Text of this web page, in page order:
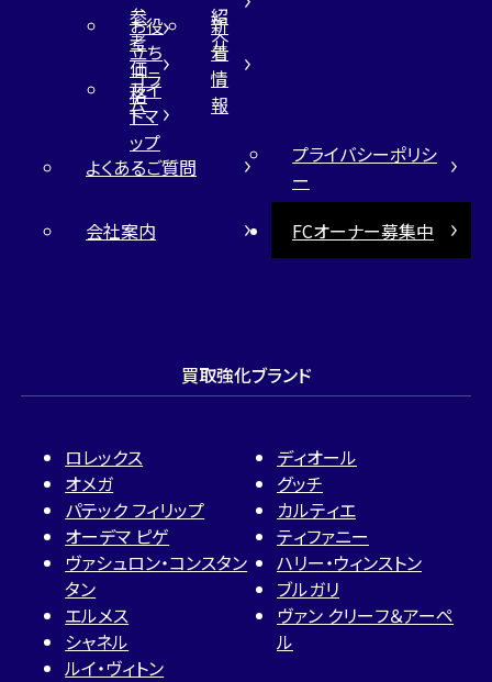
参
考
価
格
紹
介
お役
立ち
コラ
ム
新
着
情
報
サイ
トマ
ップ
よくあるご質問
プライバシーポリシ
ー
会社案内
FCオーナー募集中
買取強化ブランド
ロレックス
オメガ
パテック フィリップ
オーデマ ピゲ
ヴァシュロン・コンスタン
タン
エルメス
シャネル
ルイ・ヴィトン
ディオール
グッチ
カルティエ
ティファニー
ハリー・ウィンストン
ブルガリ
ヴァン クリーフ＆アーペ
ル